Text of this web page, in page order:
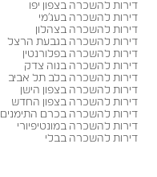
דירות להשכרה בצפון יפו
דירות להשכרה בעג׳מי
דירות להשכרה בצהלון
דירות להשכרה בגבעת הרצל
דירות להשכרה בפלורנטין
דירות להשכרה בנוה צדק
דירות להשכרה בלב תל אביב
דירות להשכרה בצפון הישן
דירות להשכרה בצפון החדש
דירות להשכרה בכרם התימנים
דירות להשכרה במונטיפיורי
דירות להשכרה בבלי